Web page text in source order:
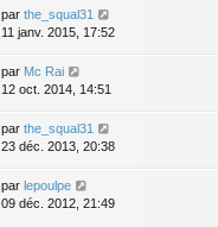
par the_squal31
11 janv. 2015, 17:52
par Mc Rai
12 oct. 2014, 14:51
par the_squal31
23 déc. 2013, 20:38
par lepoulpe
09 déc. 2012, 21:49